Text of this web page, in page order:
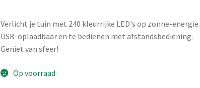
Verlicht je tuin met 240 kleurrijke LED's op zonne-energie.
USB-oplaadbaar en te bedienen met afstandsbediening.
Geniet van sfeer!
Op voorraad